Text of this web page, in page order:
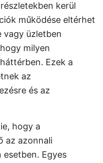
kerül
működése eltérhet
vagy üzletben
milyen
Ezek a
az
és az
hogy a
az azonnali
esetben. Egyes